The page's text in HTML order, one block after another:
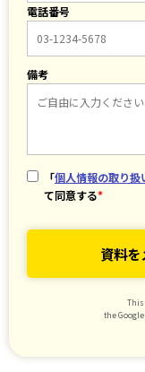
電話番号
備考
「個人情報の取り扱
て同意する*
This
the Google